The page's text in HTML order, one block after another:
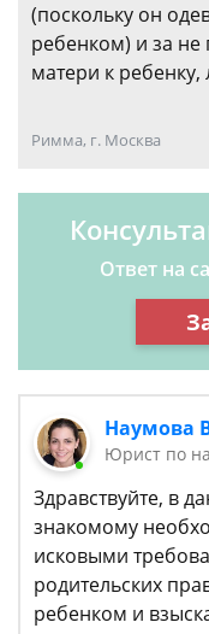
(поскольку он
ребенком) и за
матери к ребенку,
Римма, г. Москва
Ответ на
Наумова
Юрист по
Здравствуйте, в
знакомому
исковыми
родительских
ребенком и